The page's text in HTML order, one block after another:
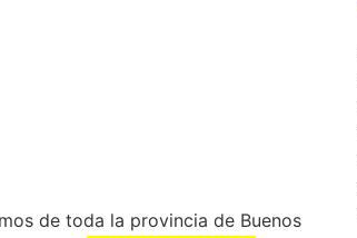
de toda la provincia de Buenos